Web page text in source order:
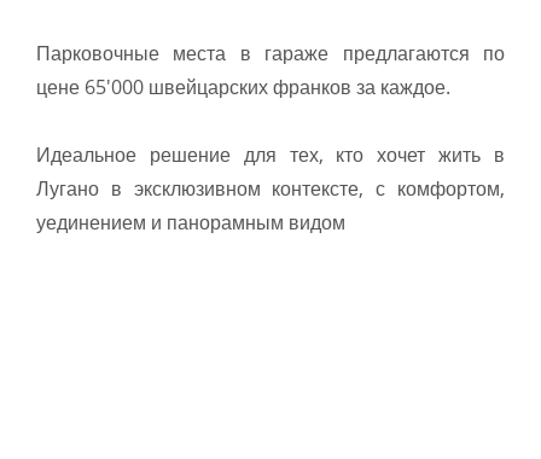
Парковочные места в гараже предлагаются по
цене 65'000 швейцарских франков за каждое.
Идеальное решение для тех, кто хочет жить в
Лугано в эксклюзивном контексте, с комфортом,
уединением и панорамным видом